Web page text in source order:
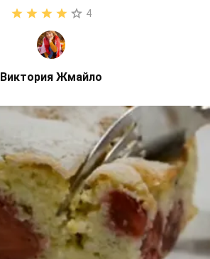
4
Виктория Жмайло